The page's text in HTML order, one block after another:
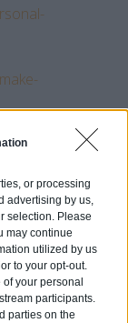
or processing
advertising by us,
selection. Please
may continue
utilized by us
to your opt-out.
of your personal
participants.
parties on the